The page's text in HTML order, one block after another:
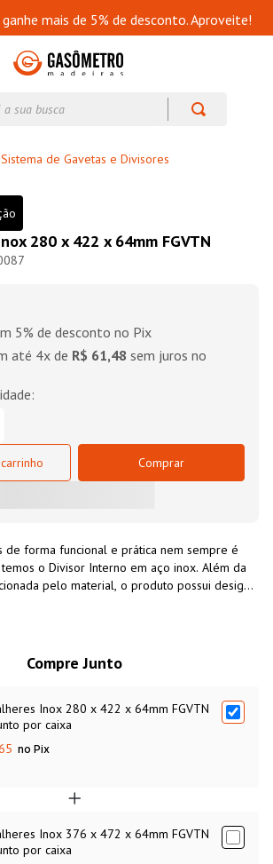
mais de 5% de desconto. Aproveite!
Sistema de Gavetas e Divisores
280 x 422 x 64mm FGVTN
5% de desconto no Pix
até 4x de R$ 61,48 sem juros no
Comprar
de forma funcional e prática nem sempre é
o Divisor Interno em aço inox. Além da
pelo material, o produto possui design
Um grande diferencial dele é a montagem
pode ser fixado no fundo da gaveta para
Disponível em diversas configurações.
Compre Junto
Inox 280 x 422 x 64mm FGVTN
por caixa
no Pix
Inox 376 x 472 x 64mm FGVTN
por caixa